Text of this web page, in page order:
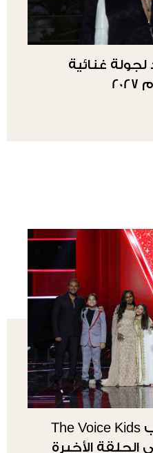
غنائية
لمى قيس تفوز بلقب The Voice Kids
الحلقة الأخيرة